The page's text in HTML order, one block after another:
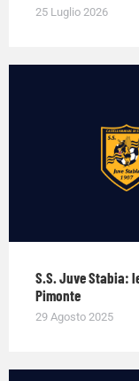
25 Luglio 2026
S.S. Juve Stabia:
Pimonte
29 Agosto 2025